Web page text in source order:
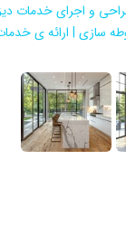
و اجرای خدمات
سازی | ارائه ی